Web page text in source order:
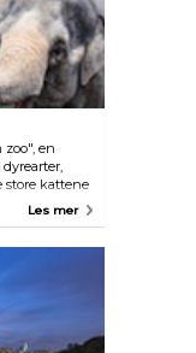
en
store kattene
også sjeldne
med
plassert i bur
spennende
Les mer